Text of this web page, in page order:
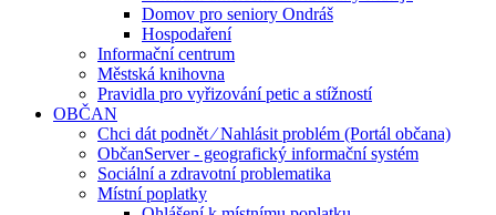
Domov pro seniory Ondráš
Hospodaření
Informační centrum
Městská knihovna
Pravidla pro vyřizování petic a stížností
OBČAN
Chci dát podnět ⁄ Nahlásit problém (Portál občana)
ObčanServer - geografický informační systém
Sociální a zdravotní problematika
Místní poplatky